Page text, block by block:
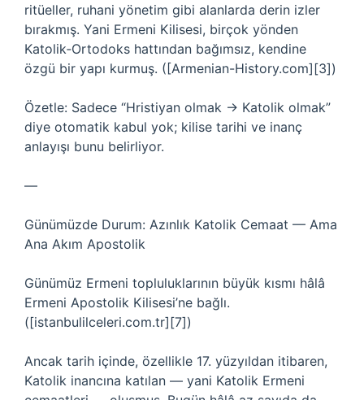
ritüeller, ruhani yönetim gibi alanlarda derin izler
bırakmış. Yani Ermeni Kilisesi, birçok yönden
Katolik‑Ortodoks hattından bağımsız, kendine
özgü bir yapı kurmuş. ([Armenian-History.com][3])
Özetle: Sadece “Hristiyan olmak → Katolik olmak”
diye otomatik kabul yok; kilise tarihi ve inanç
anlayışı bunu belirliyor.
—
Günümüzde Durum: Azınlık Katolik Cemaat — Ama
Ana Akım Apostolik
Günümüz Ermeni topluluklarının büyük kısmı hâlâ
Ermeni Apostolik Kilisesi’ne bağlı.
([istanbulilceleri.com.tr][7])
Ancak tarih içinde, özellikle 17. yüzyıldan itibaren,
Katolik inancına katılan — yani Katolik Ermeni